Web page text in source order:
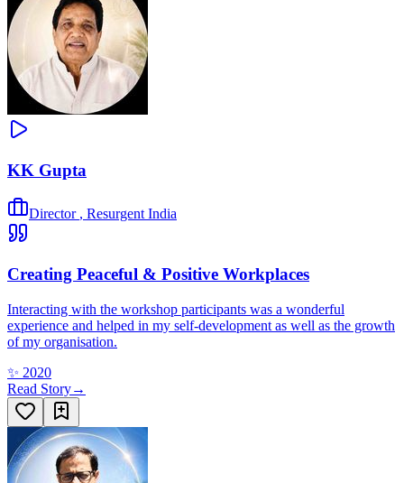
KK Gupta
Director , Resurgent India
Creating Peaceful & Positive Workplaces
Interacting with the workshop participants was a wonderful
experience and helped in my self-development as well as the growth
of my organisation.
✨ 2020
Read Story→